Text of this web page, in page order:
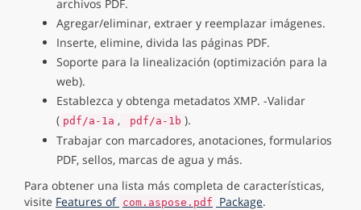
archivos PDF.
Agregar/eliminar, extraer y reemplazar imágenes.
Inserte, elimine, divida las páginas PDF.
Soporte para la linealización (optimización para la
web).
Establezca y obtenga metadatos XMP. -Validar
( pdf/a-1a , pdf/a-1b ).
Trabajar con marcadores, anotaciones, formularios
PDF, sellos, marcas de agua y más.
Para obtener una lista más completa de características,
visite Features of com.aspose.pdf Package.